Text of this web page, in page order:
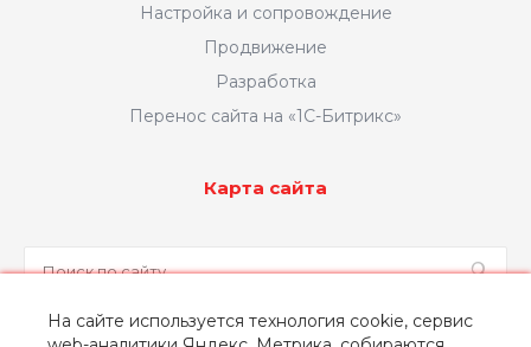
Настройка и сопровождение
Продвижение
Разработка
Перенос сайта на «1С-Битрикс»
Карта сайта
На сайте используется технология cookie, сервис